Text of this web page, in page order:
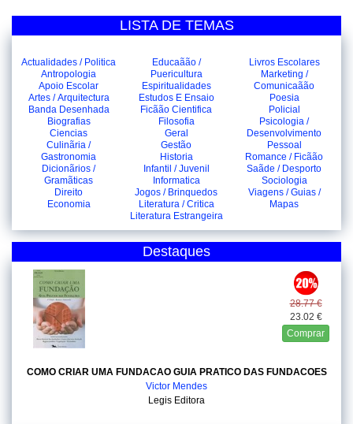
LISTA DE TEMAS
Actualidades / Politica
Antropologia
Apoio Escolar
Artes / Arquitectura
Banda Desenhada
Biografias
Ciencias
Culinãria /
Gastronomia
Dicionãrios /
Gramãticas
Direito
Economia
Educaãão /
Puericultura
Espiritualidades
Estudos E Ensaio
Ficãão Cientifica
Filosofia
Geral
Gestão
Historia
Infantil / Juvenil
Informatica
Jogos / Brinquedos
Literatura / Critica
Literatura Estrangeira
Livros Escolares
Marketing /
Comunicaãão
Poesia
Policial
Psicologia /
Desenvolvimento
Pessoal
Romance / Ficãão
Saãde / Desporto
Sociologia
Viagens / Guias /
Mapas
Destaques
28.77 €
23.02 €
Comprar
COMO CRIAR UMA FUNDACAO GUIA PRATICO DAS FUNDACOES
Victor Mendes
Legis Editora